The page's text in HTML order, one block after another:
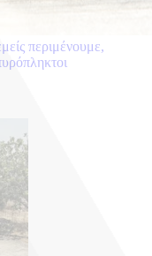
περιμένουμε,